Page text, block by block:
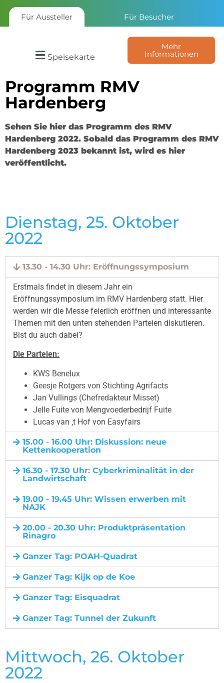
Für Aussteller Für Besucher
Speisekarte
Mehr
Informationen
Programm RMV
Hardenberg
Sehen Sie hier das Programm des RMV
Hardenberg 2022. Sobald das Programm des RMV
Hardenberg 2023 bekannt ist, wird es hier
veröffentlicht.
Dienstag, 25. Oktober
2022
13.30 - 14.30 Uhr: Eröffnungssymposium
Erstmals findet in diesem Jahr ein
Eröffnungssymposium im RMV Hardenberg statt. Hier
werden wir die Messe feierlich eröffnen und interessante
Themen mit den unten stehenden Parteien diskutieren.
Bist du auch dabei?
Die Parteien:
KWS Benelux
Geesje Rotgers von Stichting Agrifacts
Jan Vullings (Chefredakteur Misset)
Jelle Fuite von Mengvoederbedrijf Fuite
Lucas van ‚t Hof von Easyfairs
15.00 - 16.00 Uhr: Diskussion: neue
Kettenkooperation
16.30 - 17.30 Uhr: Cyberkriminalität in der
Landwirtschaft
19.00 - 19.45 Uhr: Wissen erwerben mit
NAJK
20.00 - 20.30 Uhr: Produktpräsentation
Rinagro
Ganzer Tag: POAH-Quadrat
Ganzer Tag: Kijk op de Koe
Ganzer Tag: Eisquadrat
Ganzer Tag: Tunnel der Zukunft
Mittwoch, 26. Oktober
2022